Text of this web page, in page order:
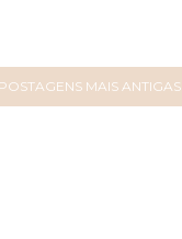
POSTAGENS MAIS ANTIGAS